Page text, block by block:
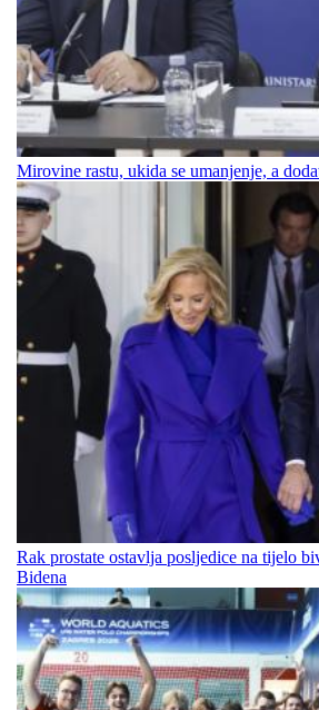
Mirovine rastu, ukida se umanjenje, a
Rak prostate ostavlja posljedice na tijelo
Bidena